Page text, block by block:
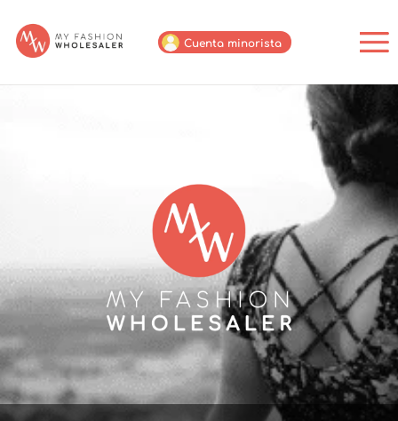
Cuenta minorista